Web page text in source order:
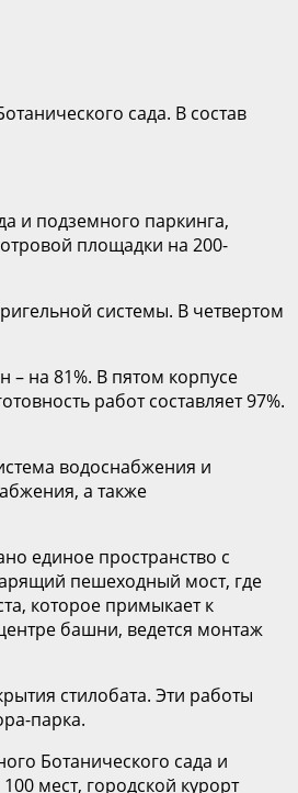
сада. В состав
и подземного паркинга,
площадки на 200-
системы. В четвертом
– на 81%. В пятом корпусе
работ составляет 97%.
водоснабжения и
а также
единое пространство с
пешеходный мост, где
которое примыкает к
башни, ведется монтаж
стилобата. Эти работы
парка.
Ботанического сада и
мест, городской курорт